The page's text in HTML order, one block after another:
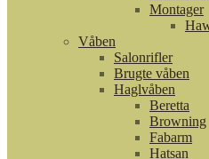
Montager
Våben
Salonrifler
Brugte våben
Haglvåben
Beretta
Browning
Fabarm
Hatsan